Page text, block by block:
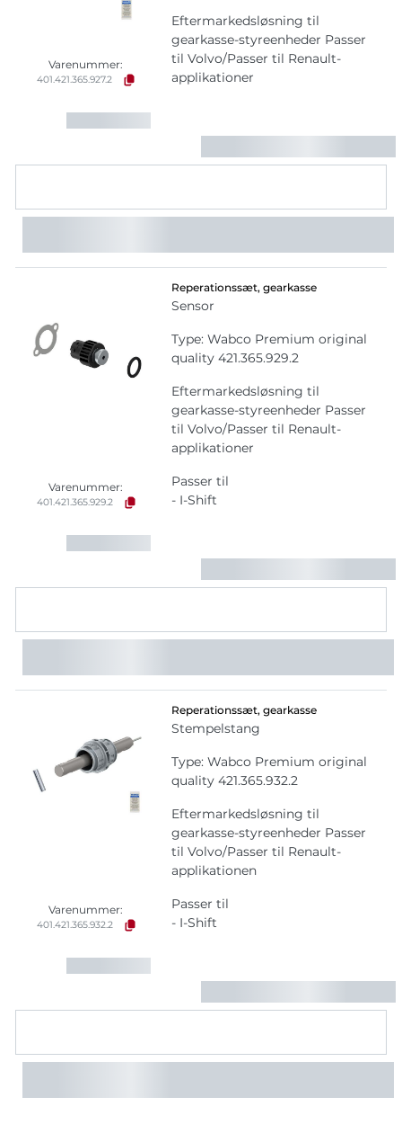
Varenummer:
401.421.365.927.2
Eftermarkedsløsning til
gearkasse-styreenheder Passer
til Volvo/Passer til Renault-
applikationer
Varenummer:
401.421.365.929.2
Reperationssæt, gearkasse
Sensor
Type: Wabco Premium original
quality 421.365.929.2
Eftermarkedsløsning til
gearkasse-styreenheder Passer
til Volvo/Passer til Renault-
applikationer
Passer til
- I-Shift
Varenummer:
401.421.365.932.2
Reperationssæt, gearkasse
Stempelstang
Type: Wabco Premium original
quality 421.365.932.2
Eftermarkedsløsning til
gearkasse-styreenheder Passer
til Volvo/Passer til Renault-
applikationen
Passer til
- I-Shift